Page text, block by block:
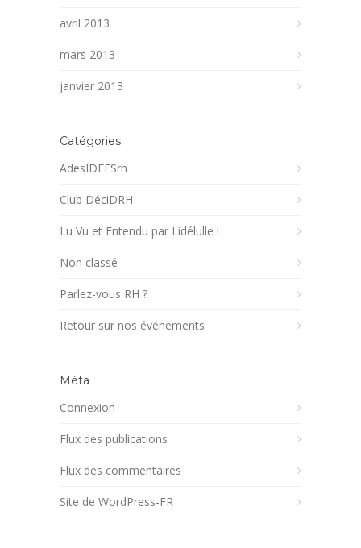
avril 2013
mars 2013
janvier 2013
Catégories
AdesIDEESrh
Club DéciDRH
Lu Vu et Entendu par Lidélulle !
Non classé
Parlez-vous RH ?
Retour sur nos événements
Méta
Connexion
Flux des publications
Flux des commentaires
Site de WordPress-FR